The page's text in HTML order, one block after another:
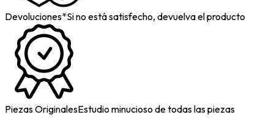
Devoluciones*Si no está satisfecho, devuelva el producto
Piezas OriginalesEstudio minucioso de todas las piezas